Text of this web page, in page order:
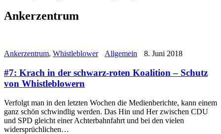
Ankerzentrum
Ankerzentrum, Whistleblower Allgemein 8. Juni 2018
#7: Krach in der schwarz-roten Koalition – Schutz
von Whistleblowern
Verfolgt man in den letzten Wochen die Medienberichte, kann einem
ganz schön schwindlig werden. Das Hin und Her zwischen CDU
und SPD gleicht einer Achterbahnfahrt und bei den vielen
widersprüchlichen…